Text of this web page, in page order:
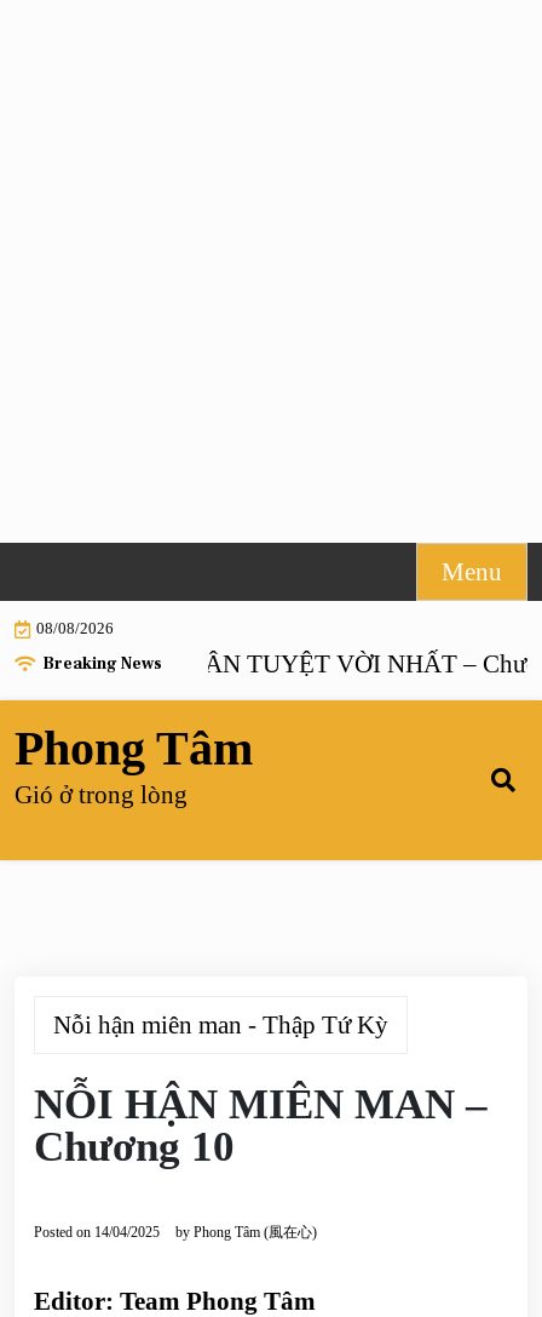
to
content
Menu
08/08/2026
Breaking News
HÔN NHÂN TUYỆT VỜI NHẤT –
Phong Tâm
Gió ở trong lòng
Nỗi hận miên man - Thập Tứ Kỳ
NỖI HẬN MIÊN MAN –
Chương 10
Posted on 14/04/2025 by Phong Tâm (風在心)
Editor: Team Phong Tâm